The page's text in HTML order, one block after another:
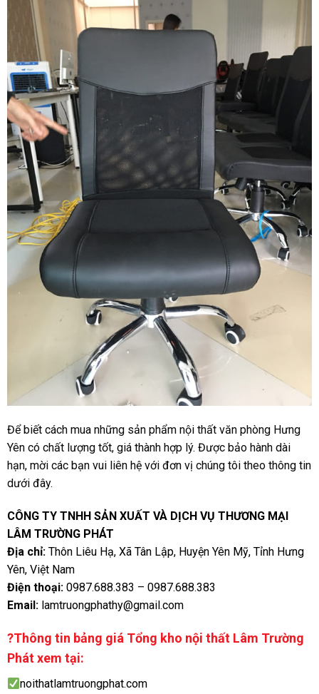
Để biết cách mua những sản phẩm nội thất văn phòng Hưng
Yên có chất lượng tốt, giá thành hợp lý. Được bảo hành dài
hạn, mời các bạn vui liên hệ với đơn vị chúng tôi theo thông tin
dưới đây.
CÔNG TY TNHH SẢN XUẤT VÀ DỊCH VỤ THƯƠNG MẠI
LÂM TRƯỜNG PHÁT
Địa chỉ: Thôn Liêu Hạ, Xã Tân Lập, Huyện Yên Mỹ, Tỉnh Hưng
Yên, Việt Nam
Điện thoại: 0987.688.383 – 0987.688.383
Email: lamtruongphathy@gmail.com
?Thông tin bảng giá Tổng kho nội thất Lâm Trường
Phát xem tại:
noithatlamtruongphat.com